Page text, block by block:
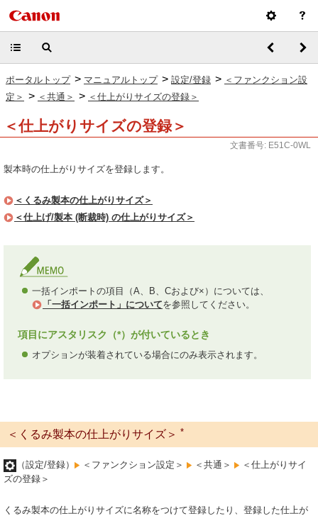
ポータルトップ > マニュアルトップ > 設定/登録 > ＜ファンクション設
定＞ > ＜共通＞ > ＜仕上がりサイズの登録＞
＜仕上がりサイズの登録＞
文書番号: E51C-0WL
製本時の仕上がりサイズを登録します。
＜くるみ製本の仕上がりサイズ＞
＜仕上げ/製本 (断裁時) の仕上がりサイズ＞
一括インポートの項目（A、B、Cおよび×）については、
「一括インポート」についてを参照してください。
項目にアスタリスク（*）が付いているとき
オプションが装着されている場合にのみ表示されます。
＜くるみ製本の仕上がりサイズ＞ *
（設定/登録） ＜ファンクション設定＞ ＜共通＞
＜仕上がりサイ
ズの登録＞
くるみ製本の仕上がりサイズに名称をつけて登録したり、登録した仕上が